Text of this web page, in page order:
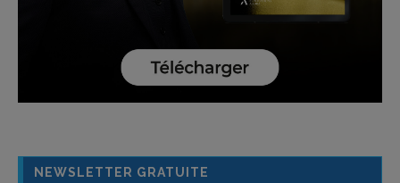
NEWSLETTER GRATUITE